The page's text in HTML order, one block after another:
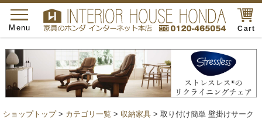
Cart
toggle
navigation
Menu
ショップトップ> カテゴリ一覧 > 収納家具 > 取り付け簡単 壁掛けサーク